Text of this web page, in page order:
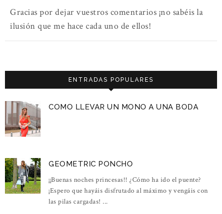
Gracias por dejar vuestros comentarios ¡no sabéis la
ilusión que me hace cada uno de ellos!
ENTRADAS POPULARES
COMO LLEVAR UN MONO A UNA BODA
GEOMETRIC PONCHO
¡¡Buenas noches princesas!! ¿Cómo ha ido el puente?
¡Espero que hayáis disfrutado al máximo y vengáis con
las pilas cargadas! ...